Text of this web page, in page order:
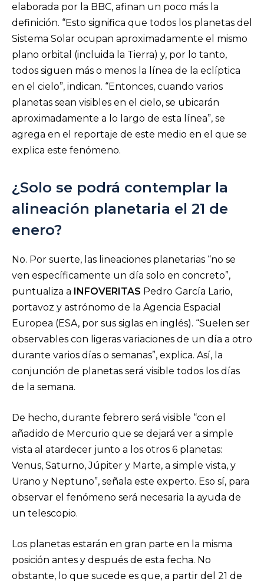
elaborada por la BBC, afinan un poco más la
definición. “Esto significa que todos los planetas del
Sistema Solar ocupan aproximadamente el mismo
plano orbital (incluida la Tierra) y, por lo tanto,
todos siguen más o menos la línea de la eclíptica
en el cielo”, indican. “Entonces, cuando varios
planetas sean visibles en el cielo, se ubicarán
aproximadamente a lo largo de esta línea”, se
agrega en el reportaje de este medio en el que se
explica este fenómeno.
¿Solo se podrá contemplar la
alineación planetaria el 21 de
enero?
No. Por suerte, las lineaciones planetarias “no se
ven específicamente un día solo en concreto”,
puntualiza a
INFOVERITAS Pedro García Lario,
portavoz y astrónomo de la Agencia Espacial
Europea (ESA, por sus siglas en inglés). “Suelen ser
observables con ligeras variaciones de un día a otro
durante varios días o semanas”, explica. Así, la
conjunción de planetas será visible todos los días
de la semana.
De hecho, durante febrero será visible “con el
añadido de Mercurio que se dejará ver a simple
vista al atardecer junto a los otros 6 planetas:
Venus, Saturno, Júpiter y Marte, a simple vista, y
Urano y Neptuno”, señala este experto. Eso sí, para
observar el fenómeno será necesaria la ayuda de
un telescopio.
Los planetas estarán en gran parte en la misma
posición antes y después de esta fecha. No
obstante, lo que sucede es que, a partir del 21 de